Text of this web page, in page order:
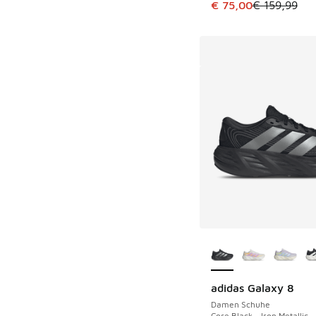
Dieser Artikel ist im
€ 75,00€ 159,99
adidas Galaxy 8
Damen Schuhe